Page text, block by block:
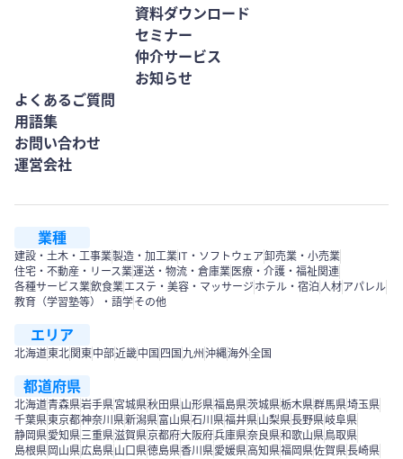
資料ダウンロード
セミナー
仲介サービス
お知らせ
よくあるご質問
用語集
お問い合わせ
運営会社
業種
建設・土木・工事業製造・加工業IT・ソフトウェア卸売業・小売業
住宅・不動産・リース業運送・物流・倉庫業 医療・介護・福祉関連
各種サービス業飲食業エステ・美容・マッサージ ホテル・宿泊人材アパレル
教育（学習塾等）・語学その他
エリア
北海道東北 関東中部近畿中国 四国 九州 沖縄海外全国
都道府県
北海道青森県岩手県宮城県秋田県山形県福島県茨城県栃木県群馬県埼玉県
千葉県東京都神奈川県新潟県富山県石川県福井県山梨県長野県岐阜県
静岡県愛知県三重県滋賀県京都府大阪府兵庫県奈良県和歌山県鳥取県
島根県 岡山県広島県山口県徳島県香川県愛媛県高知県福岡県佐賀県長崎県